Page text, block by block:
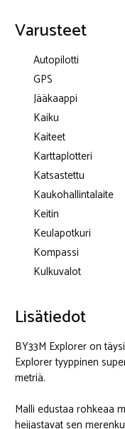
Varusteet
Autopilotti
GPS
Jääkaappi
Kaiku
Kaiteet
Karttaplotteri
Katsastettu
Kaukohallintalaite
Keitin
Keulapotkuri
Kompassi
Kulkuvalot
Lisätiedot
BY33M Explorer on
Explorer tyyppinen
metriä.
Malli edustaa rohkeaa
heijastavat sen